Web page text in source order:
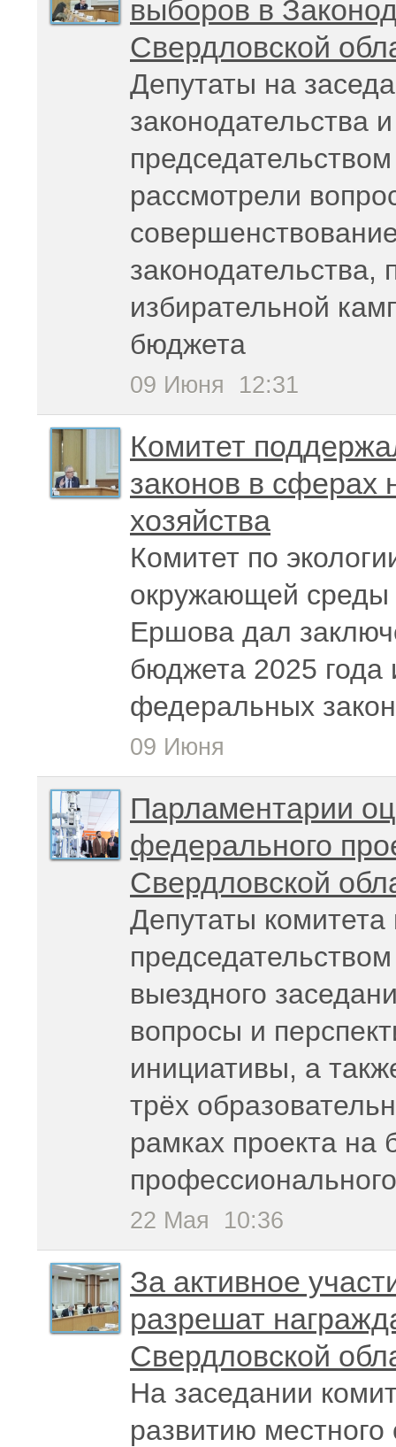
выборов в
Свердловской
Депутаты на
законодательства
рассмотрели
законодательства,
избирательной
бюджета
09 Июня 12:31
Комитет
законов в сферах
хозяйства
Комитет по
окружающей среды
Ершова дал
бюджета 2025 года
федеральных
09 Июня
Парламентарии
федерального
Свердловской
Депутаты
выездного
вопросы и
инициативы, а
трёх
рамках проекта на
22 Мая 10:36
За активное
разрешат
Свердловской
На заседании
развитию